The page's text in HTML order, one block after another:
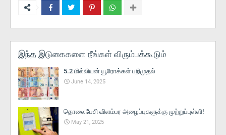
இந்த இடுகைகளை நீங்கள் விரும்பக்கூடும்
5.2 மில்லியன் யூரோக்கள் பறிமுதல்
June 14, 2025
தொலைபேசி விளம்பர அழைப்புகளுக்கு முற்றுப்புள்ளி!
May 21, 2025